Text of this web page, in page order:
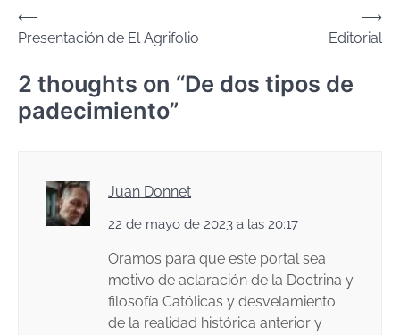
Navegación
de
entradas
⟵
Presentación de El Agrifolio
Editorial
⟶
2 thoughts on “De dos tipos de
padecimiento”
Juan Donnet
22 de mayo de 2023 a las 20:17
Oramos para que este portal sea
motivo de aclaración de la Doctrina y
filosofía Católicas y desvelamiento
de la realidad histórica anterior y